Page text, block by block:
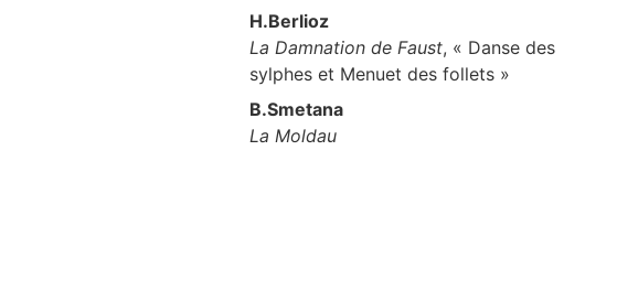
H.Berlioz
La Damnation de Faust, « Danse des
sylphes et Menuet des follets »
B.Smetana
La Moldau